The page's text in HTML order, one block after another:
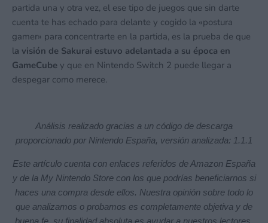
partida una y otra vez, el ese tipo de juegos que sin darte
cuenta te has echado para delante y cogido la «postura
gamer» para concentrarte en la partida, es la prueba de que
la visión de Sakurai estuvo adelantada a su época en
GameCube y que en Nintendo Switch 2 puede llegar a
despegar como merece.
Análisis realizado gracias a un código de descarga
proporcionado por Nintendo España, versión analizada: 1.1.1
Este artículo cuenta con enlaces referidos de Amazon España
y de la My Nintendo Store con los que podrías beneficiarnos si
haces una compra desde ellos. Nuestra opinión sobre todo lo
que analizamos o probamos es completamente objetiva y de
buena fe, su finalidad absoluta es ayudar a nuestros lectores,